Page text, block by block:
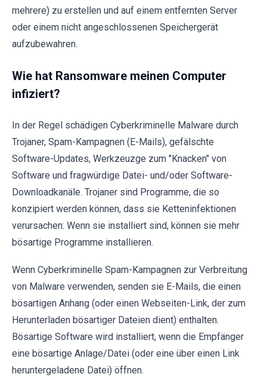
mehrere) zu erstellen und auf einem entfernten Server
oder einem nicht angeschlossenen Speichergerät
aufzubewahren.
Wie hat Ransomware meinen Computer
infiziert?
In der Regel schädigen Cyberkriminelle Malware durch
Trojaner, Spam-Kampagnen (E-Mails), gefälschte
Software-Updates, Werkzeuzge zum "Knacken" von
Software und fragwürdige Datei- und/oder Software-
Downloadkanäle. Trojaner sind Programme, die so
konzipiert werden können, dass sie Ketteninfektionen
verursachen: Wenn sie installiert sind, können sie mehr
bösartige Programme installieren.
Wenn Cyberkriminelle Spam-Kampagnen zur Verbreitung
von Malware verwenden, senden sie E-Mails, die einen
bösartigen Anhang (oder einen Webseiten-Link, der zum
Herunterladen bösartiger Dateien dient) enthalten.
Bösartige Software wird installiert, wenn die Empfänger
eine bösartige Anlage/Datei (oder eine über einen Link
heruntergeladene Datei) öffnen.